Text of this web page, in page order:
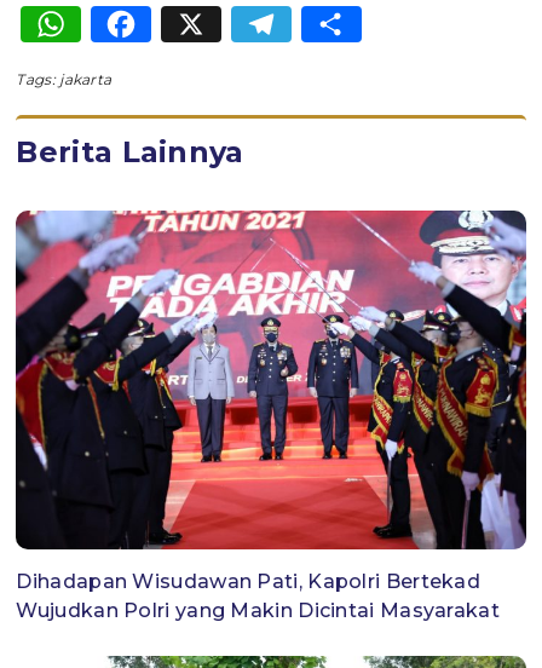
WhatsApp
Facebook
X Telegram
Tags: jakarta
Berita Lainnya
Dihadapan Wisudawan Pati, Kapolri Bertekad
Wujudkan Polri yang Makin Dicintai Masyarakat